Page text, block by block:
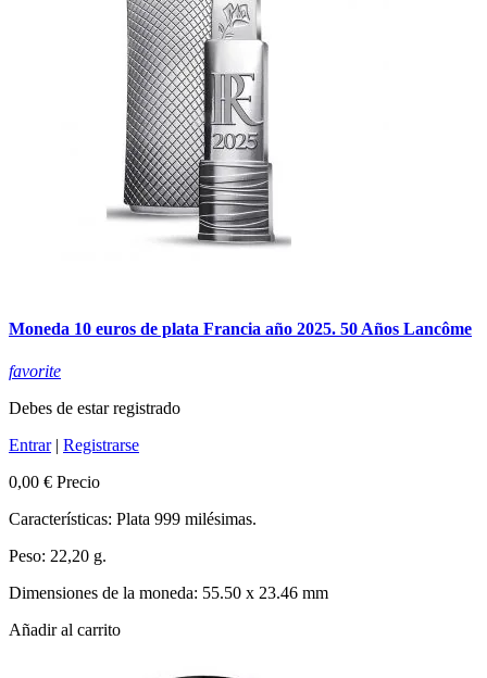
Moneda 10 euros de plata Francia año 2025. 50 Años Lancôme
favorite
Debes de estar registrado
Entrar| Registrarse
0,00 € Precio
Características: Plata 999 milésimas.
Peso: 22,20 g.
Dimensiones de la moneda: 55.50 x 23.46 mm
Añadir al carrito